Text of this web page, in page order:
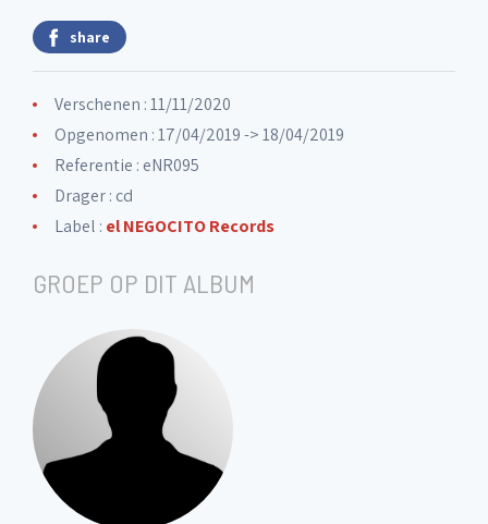
8. Hum
10. Tchinisse
share
Verschenen : 11/11/2020
Opgenomen : 17/04/2019 -> 18/04/2019
Referentie : eNR095
Drager : cd
Label : el NEGOCITO Records
GROEP OP DIT ALBUM